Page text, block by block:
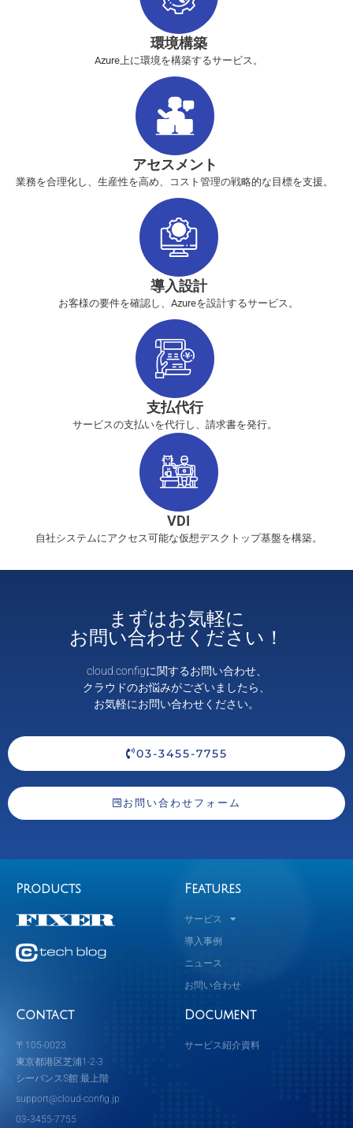
環境構築
Azure上に環境を構築するサービス。
アセスメント
業務を合理化し、生産性を高め、コスト管理の戦略的な目標を支援。
導入設計
お客様の要件を確認し、Azureを設計するサービス。
支払代行
サービスの支払いを代行し、請求書を発行。
VDI
自社システムにアクセス可能な仮想デスクトップ基盤を構築。
まずはお気軽に
お問い合わせください！
cloud.configに関するお問い合わせ、
クラウドのお悩みがございましたら、
お気軽にお問い合わせください。
03-3455-7755
お問い合わせフォーム
Products Features
サービス
導入事例
ニュース
お問い合わせ
Contact
〒105-0023
東京都港区芝浦1-2-3
シーバンスS館 最上階
support@cloud-config.jp
03‐3455-7755
Document
サービス紹介資料